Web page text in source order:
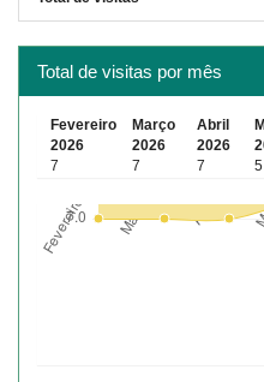
Total de visitas por mês
Fevereiro
2026
Março
2026
Abril
2026
7
7 7 5